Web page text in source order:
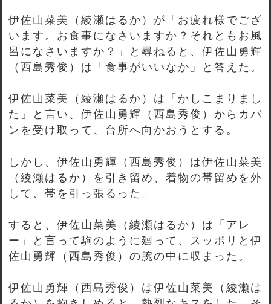
伊佐山菜美（綾瀬はるか）が「お疲れ様でござ
います。お食事になさいますか？それともお風
呂になさいますか？」と尋ねると、伊佐山勇輝
（西島秀俊）は「食事がいいなか」と答えた。
伊佐山菜美（綾瀬はるか）は「かしこまりまし
た」と言い、伊佐山勇輝（西島秀俊）からカバ
ンを受け取って、台所へ向かおうとする。
しかし、伊佐山勇輝（西島秀俊）は伊佐山菜美
（綾瀬はるか）を引き留め、着物の帯留めを外
して、帯を引っ張るった。
すると、伊佐山菜美（綾瀬はるか）は「アレ
ー」と言って駒のように廻って、スッポリと伊
佐山勇輝（西島秀俊）の腕の中に収まった。
伊佐山勇輝（西島秀俊）は伊佐山菜美（綾瀬は